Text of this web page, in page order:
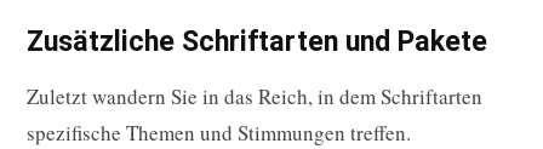
Zusätzliche Schriftarten und Pakete
Zuletzt wandern Sie in das Reich, in dem Schriftarten
spezifische Themen und Stimmungen treffen.